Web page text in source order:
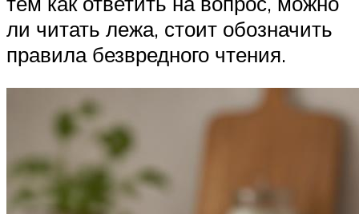
ли читать лежа, стоит обозначить
правила безвредного чтения.